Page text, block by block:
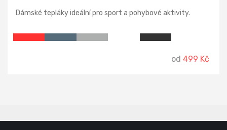
Dámské tepláky ideální pro sport a pohybové aktivity.
od 499 Kč